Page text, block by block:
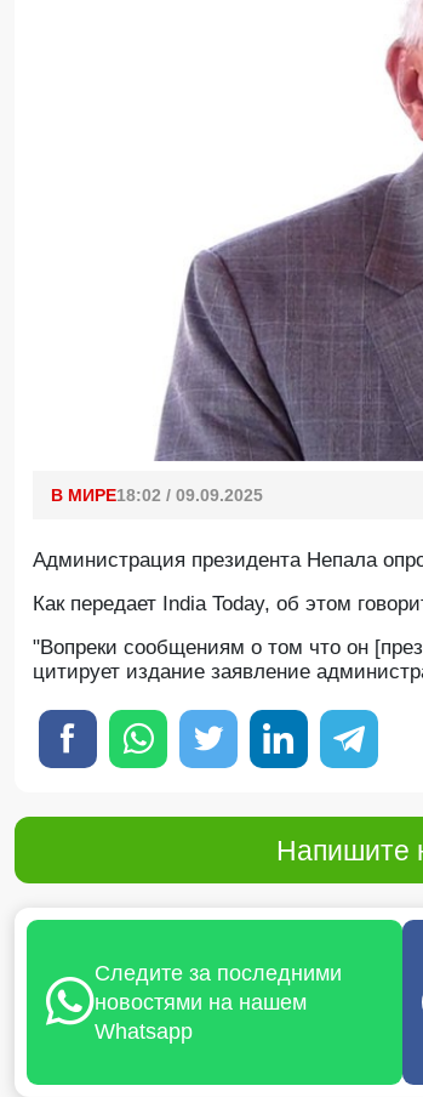
В МИРЕ18:02 / 09.09.2025
Администрация президента Непала
Как передает India Today, об этом
"Вопреки сообщениям о том что он
цитирует издание заявление
Напишите
Следите за последними
новостями на нашем
Whatsapp